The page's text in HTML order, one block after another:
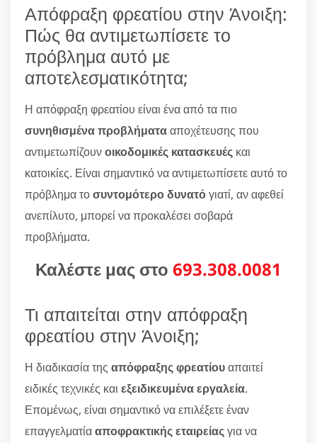
Απόφραξη φρεατίου στην Άνοιξη:
Πώς θα αντιμετωπίσετε το
πρόβλημα αυτό με
αποτελεσματικότητα;
Η απόφραξη φρεατίου είναι ένα από τα πιο
συνηθισμένα προβλήματααποχέτευσης που
αντιμετωπίζουνοικοδομικές κατασκευές και
κατοικίες. Είναι σημαντικό να αντιμετωπίσετε αυτό το
πρόβλημα τοσυντομότερο δυνατόγιατί, αν αφεθεί
ανεπίλυτο, μπορεί να προκαλέσει σοβαρά
προβλήματα.
Καλέστε μας στο 693.308.0081
Τι απαιτείται στην απόφραξη
φρεατίου στην Άνοιξη;
Η διαδικασία της απόφραξης φρεατίουαπαιτεί
ειδικές τεχνικές και εξειδικευμένα εργαλεία.
Επομένως, είναι σημαντικό να επιλέξετε έναν
επαγγελματίααποφρακτικής εταιρείαςγια να